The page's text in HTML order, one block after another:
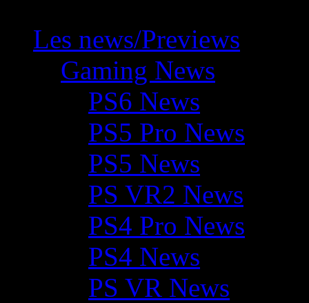
Les news/Previews
Gaming News
PS6 News
PS5 Pro News
PS5 News
PS VR2 News
PS4 Pro News
PS4 News
PS VR News